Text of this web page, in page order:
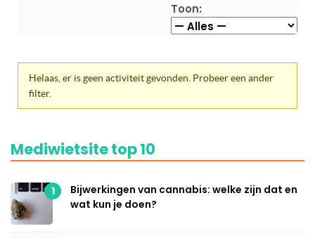
Toon:
Helaas, er is geen activiteit gevonden. Probeer een ander
filter.
Mediwietsite top 10
1
Bijwerkingen van cannabis: welke zijn dat en
wat kun je doen?